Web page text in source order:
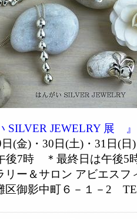
SILVER JEWELRY 展 』
(金)・30日(土)・31日(日)
後7時 ＊最終日は午後5
リー＆サロン アビエスフ
区御影中町６－１－2